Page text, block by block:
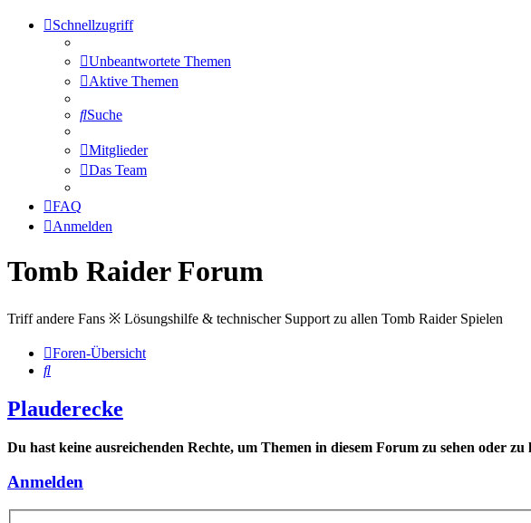
Schnellzugriff
Unbeantwortete Themen
Aktive Themen
Suche
Mitglieder
Das Team
FAQ
Anmelden
Tomb Raider Forum
Triff andere Fans ※ Lösungshilfe & technischer Support zu allen Tomb Raider Spielen
Foren-Übersicht
Suche
Plauderecke
Du hast keine ausreichenden Rechte, um Themen in diesem Forum zu sehen oder zu
Anmelden